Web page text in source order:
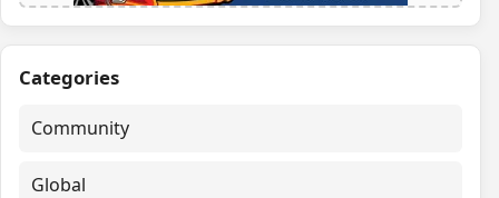
Categories
Community
Global